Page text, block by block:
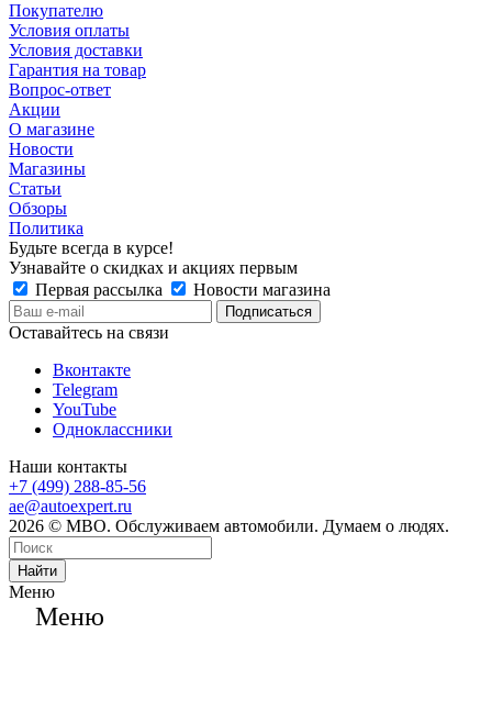
Покупателю
Условия оплаты
Условия доставки
Гарантия на товар
Вопрос-ответ
Акции
О магазине
Новости
Магазины
Статьи
Обзоры
Политика
Будьте всегда в курсе!
Узнавайте о скидках и акциях первым
Первая рассылка
Новости магазина
Оставайтесь на связи
Вконтакте
Telegram
YouTube
Одноклассники
Наши контакты
+7 (499) 288-85-56
ae@autoexpert.ru
2026 © МВО. Обслуживаем автомобили. Думаем о людях.
Найти
Меню
Меню